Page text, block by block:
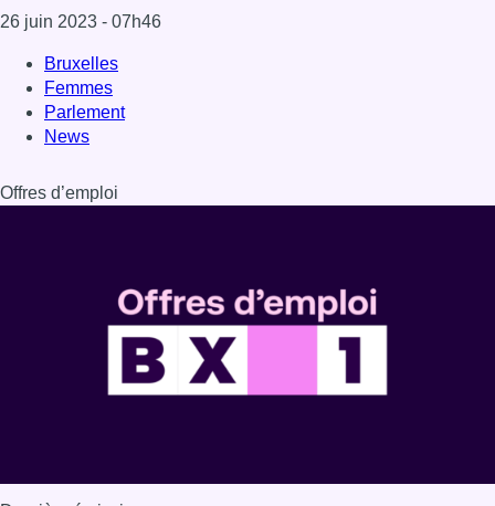
26 juin 2023 - 07h46
Bruxelles
Femmes
Parlement
News
Offres d’emploi